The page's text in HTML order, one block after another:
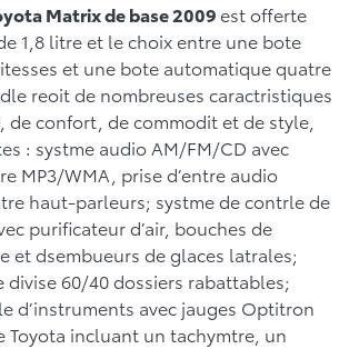
Matrix de base 2009est offerte
1,8 litre et le choix entre une bote
et une bote automatique quatre
reoit de nombreuses caractristiques
de confort, de commodit et de style,
: systme audio AM/FM/CD avec
MP3/WMA, prise d’entre audio
haut-parleurs; systme de contrle de
purificateur d’air, bouches de
et dsembueurs de glaces latrales;
divise 60/40 dossiers rabattables;
d’instruments avec jauges Optitron
Toyota incluant un tachymtre, un